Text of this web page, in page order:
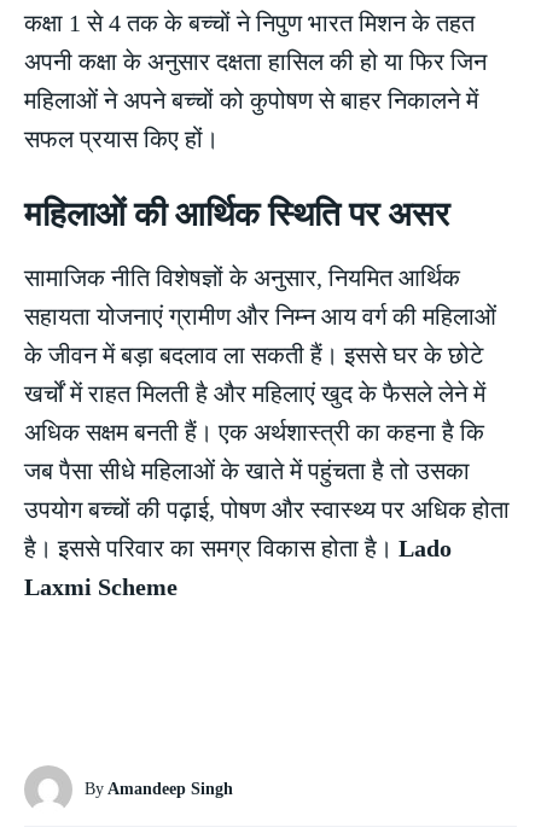
कक्षा 1 से 4 तक के बच्चों ने निपुण भारत मिशन के तहत
अपनी कक्षा के अनुसार दक्षता हासिल की हो या फिर जिन
महिलाओं ने अपने बच्चों को कुपोषण से बाहर निकालने में
सफल प्रयास किए हों।
महिलाओं की आर्थिक स्थिति पर असर
सामाजिक नीति विशेषज्ञों के अनुसार, नियमित आर्थिक
सहायता योजनाएं ग्रामीण और निम्न आय वर्ग की महिलाओं
के जीवन में बड़ा बदलाव ला सकती हैं। इससे घर के छोटे
खर्चों में राहत मिलती है और महिलाएं खुद के फैसले लेने में
अधिक सक्षम बनती हैं। एक अर्थशास्त्री का कहना है कि
जब पैसा सीधे महिलाओं के खाते में पहुंचता है तो उसका
उपयोग बच्चों की पढ़ाई, पोषण और स्वास्थ्य पर अधिक होता
है। इससे परिवार का समग्र विकास होता है। Lado
Laxmi Scheme
By Amandeep Singh